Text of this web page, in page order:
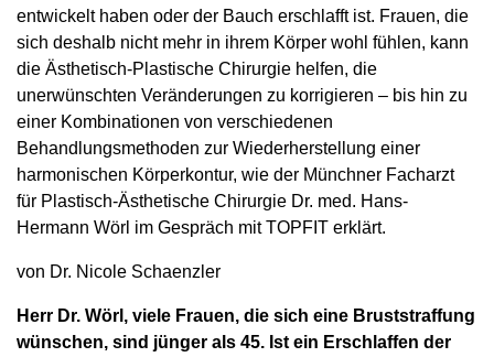
entwickelt haben oder der Bauch erschlafft ist. Frauen, die
sich deshalb nicht mehr in ihrem Körper wohl fühlen, kann
die Ästhetisch-Plastische Chirurgie helfen, die
unerwünschten Veränderungen zu korrigieren – bis hin zu
einer Kombinationen von verschiedenen
Behandlungsmethoden zur Wiederherstellung einer
harmonischen Körperkontur, wie der Münchner Facharzt
für Plastisch-Ästhetische Chirurgie Dr. med. Hans-
Hermann Wörl im Gespräch mit TOPFIT erklärt.
von Dr. Nicole Schaenzler
Herr Dr. Wörl, viele Frauen, die sich eine Bruststraffung
wünschen, sind jünger als 45. Ist ein Erschlaffen der